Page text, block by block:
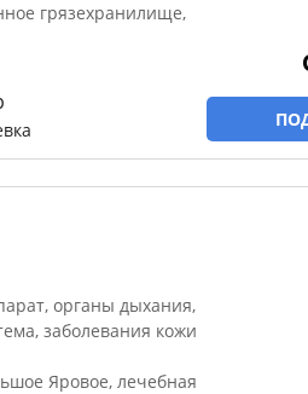
грязехранилище,
органы дыхания,
заболевания кожи
Яровое, лечебная